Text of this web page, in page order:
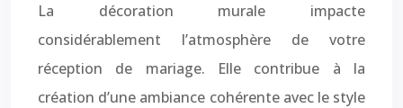
La décoration murale impacte
considérablement l’atmosphère de votre
réception de mariage. Elle contribue à la
création d’une ambiance cohérente avec le style